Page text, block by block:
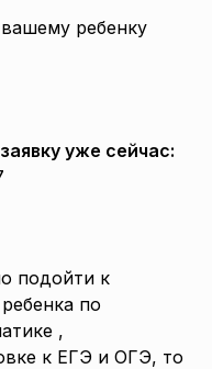
ребенку
уже сейчас:
подойти к
по
,
к ЕГЭ и ОГЭ, то